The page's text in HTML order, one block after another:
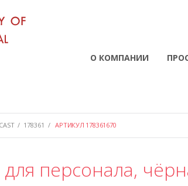
О КОМПАНИИ
/ 178361 / АРТИКУЛ 178361670
для персонала,